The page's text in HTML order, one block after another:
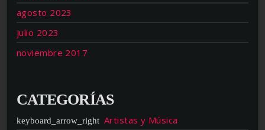
agosto 2023
julio 2023
noviembre 2017
CATEGORÍAS
Artistas y Música